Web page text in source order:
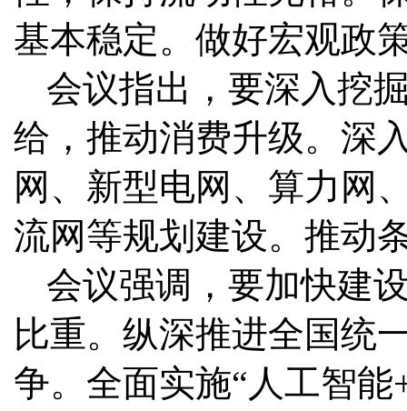
基本稳定。做好宏观政
会议指出，要深入挖
给，推动消费升级。深
网、新型电网、算力网
流网等规划建设。推动
会议强调，要加快建
比重。纵深推进全国统
争。全面实施“人工智